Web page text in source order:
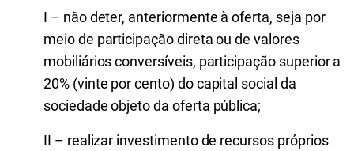
I – não deter, anteriormente à oferta, seja por
meio de participação direta ou de valores
mobiliários conversíveis, participação superior a
20% (vinte por cento) do capital social da
sociedade objeto da oferta pública;
II – realizar investimento de recursos próprios